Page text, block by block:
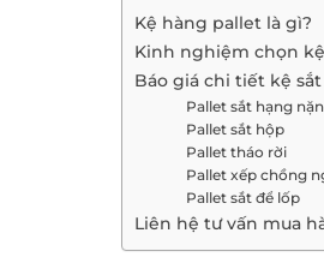
Kệ hàng pallet là gì?
Kinh nghiệm chọn
Báo giá chi tiết kệ
Pallet sắt hạng
Pallet sắt hộp
Pallet tháo rời
Pallet xếp chồng
Pallet sắt để lốp
Liên hệ tư vấn mua